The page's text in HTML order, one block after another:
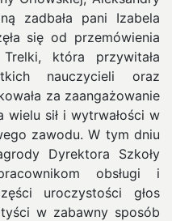
zadbała pani Izabela
się od przemówienia
która przywitała
nauczycieli oraz
za zaangażowanie
wielu sił i wytrwałości w
zawodu. W tym dniu
Dyrektora Szkoły
obsługi i
uroczystości głos
w zabawny sposób